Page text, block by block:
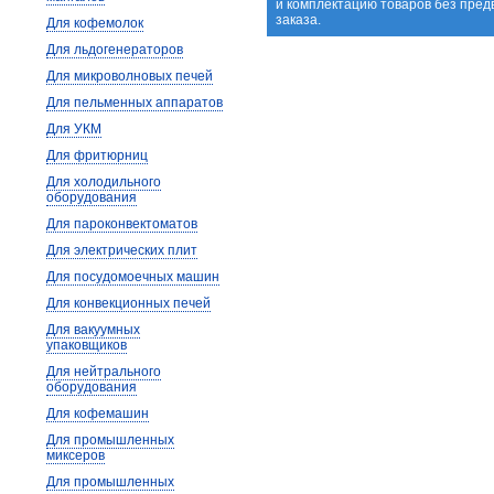
и комплектацию товаров без
заказа.
Для кофемолок
Для льдогенераторов
Для микроволновых печей
Для пельменных аппаратов
Для УКМ
Для фритюрниц
Для холодильного
оборудования
Для пароконвектоматов
Для электрических плит
Для посудомоечных машин
Для конвекционных печей
Для вакуумных
упаковщиков
Для нейтрального
оборудования
Для кофемашин
Для промышленных
миксеров
Для промышленных